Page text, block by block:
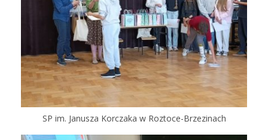
SP im. Janusza Korczaka w Roztoce-Brzezinach